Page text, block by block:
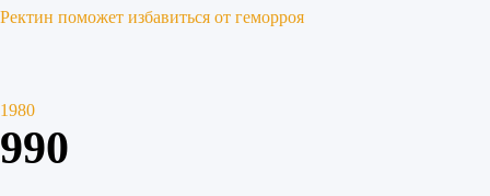
Ректин поможет избавиться от геморроя
1980
990